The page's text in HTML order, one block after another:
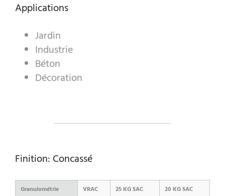
Applications
Jardin
Industrie
Béton
Décoration
Finition: Concassé
Granulométrie VRAC 25 KG SAC
20 KG SAC